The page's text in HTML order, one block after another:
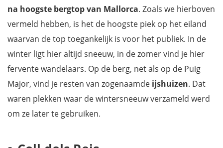
na hoogste bergtop van Mallorca. Zoals we hierboven
vermeld hebben, is het de hoogste piek op het eiland
waarvan de top toegankelijk is voor het publiek. In de
winter ligt hier altijd sneeuw, in de zomer vind je hier
fervente wandelaars. Op de berg, net als op de Puig
Major, vind je resten van zogenaamde ijshuizen. Dat
waren plekken waar de wintersneeuw verzameld werd
om ze later te gebruiken.